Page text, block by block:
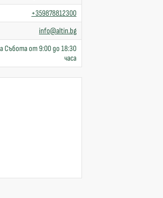
+359878812300
info@altin.bg
Събота от 9:00 до 18:30
часа